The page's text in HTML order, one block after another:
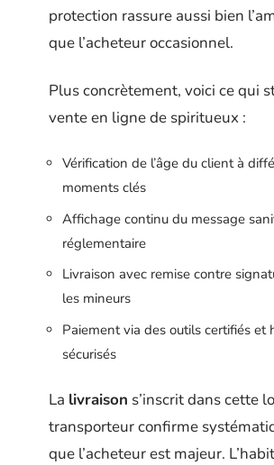
protection rassure aussi bien
que l’acheteur occasionnel.
Plus concrètement, voici ce qui
vente en ligne de spiritueux :
Vérification de l’âge du client à
moments clés
Affichage continu du message
réglementaire
Livraison avec remise contre
les mineurs
Paiement via des outils certifiés et
sécurisés
La livraison s’inscrit dans cette
transporteur confirme
que l’acheteur est majeur.